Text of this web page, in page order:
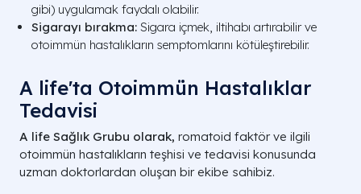
gibi) uygulamak faydalı olabilir.
Sigarayı bırakma: Sigara içmek, iltihabı artırabilir ve
otoimmün hastalıkların semptomlarını kötüleştirebilir.
A life'ta Otoimmün Hastalıklar
Tedavisi
A life Sağlık Grubu olarak, romatoid faktör ve ilgili
otoimmün hastalıkların teşhisi ve tedavisi konusunda
uzman doktorlardan oluşan bir ekibe sahibiz.